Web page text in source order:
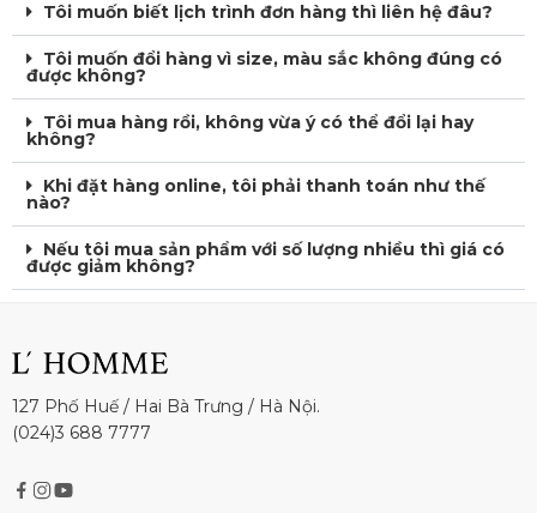
Tôi muốn biết lịch trình đơn hàng thì liên hệ đâu?
Tôi muốn đổi hàng vì size, màu sắc không đúng có
được không?
Tôi mua hàng rồi, không vừa ý có thể đổi lại hay
không?
Khi đặt hàng online, tôi phải thanh toán như thế
nào?
Nếu tôi mua sản phẩm với số lượng nhiều thì giá có
được giảm không?
127 Phố Huế / Hai Bà Trưng / Hà Nội.
(024)3 688 7777